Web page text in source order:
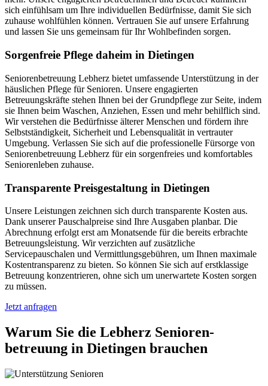
sich einfühlsam um Ihre individuellen Bedürfnisse, damit Sie sich
zuhause wohlfühlen können. Vertrauen Sie auf unsere Erfahrung
und lassen Sie uns gemeinsam für Ihr Wohlbefinden sorgen.
Sorgenfreie Pflege daheim in Dietingen
Seniorenbetreuung Lebherz bietet umfassende Unterstützung in der
häuslichen Pflege für Senioren. Unsere engagierten
Betreuungskräfte stehen Ihnen bei der Grundpflege zur Seite, indem
sie Ihnen beim Waschen, Anziehen, Essen und mehr behilflich sind.
Wir verstehen die Bedürfnisse älterer Menschen und fördern ihre
Selbstständigkeit, Sicherheit und Lebensqualität in vertrauter
Umgebung. Verlassen Sie sich auf die professionelle Fürsorge von
Seniorenbetreuung Lebherz für ein sorgenfreies und komfortables
Seniorenleben zuhause.
Transparente Preisgestaltung in Dietingen
Unsere Leistungen zeichnen sich durch transparente Kosten aus.
Dank unserer Pauschalpreise sind Ihre Ausgaben planbar. Die
Abrechnung erfolgt erst am Monatsende für die bereits erbrachte
Betreuungsleistung. Wir verzichten auf zusätzliche
Servicepauschalen und Vermittlungsgebühren, um Ihnen maximale
Kostentransparenz zu bieten. So können Sie sich auf erstklassige
Betreuung konzentrieren, ohne sich um unerwartete Kosten sorgen
zu müssen.
Jetzt anfragen
Warum Sie die Lebherz Senioren­
betreuung in Dietingen brauchen